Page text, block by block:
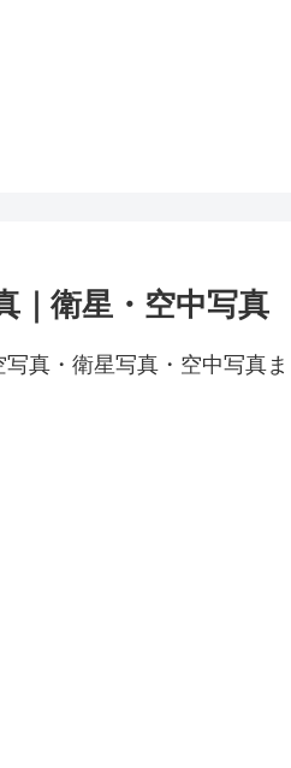
｜衛星・空中写真
真・衛星写真・空中写真